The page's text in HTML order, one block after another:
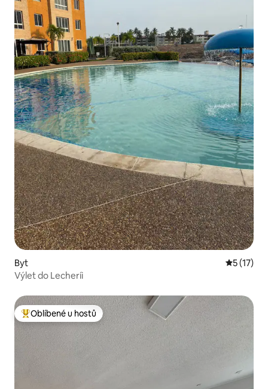
Byt
5 (17)
Výlet do Lecheríi
Nejlepší v kategorii Oblíbené u hostů
Oblíbené u hostů